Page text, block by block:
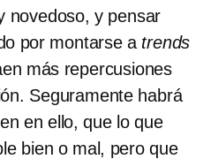
novedoso, y pensar
por montarse a trends
más repercusiones
Seguramente habrá
en ello, que lo que
bien o mal, pero que